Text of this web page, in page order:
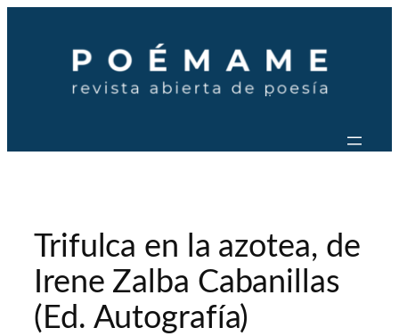
contenido
Trifulca en la azotea, de
Irene Zalba Cabanillas
(Ed. Autografía)